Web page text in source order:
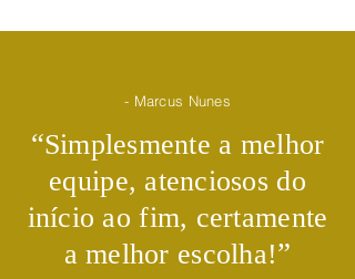
- Marcus Nunes
​“Simplesmente a melhor
equipe, atenciosos do
início ao fim, certamente
a melhor escolha!​”